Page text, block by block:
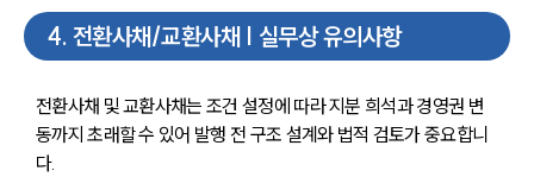
4. 전환사채/교환사채 | 실무상 유의사항
전환사채 및 교환사채는 조건 설정에 따라 지분 희석과 경영권 변
동까지 초래할 수 있어 발행 전 구조 설계와 법적 검토가 중요합니
다.